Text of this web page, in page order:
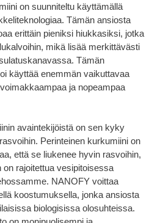
on suunniteltu käyttämällä
Tämän ansiosta
erittäin pieniksi hiukkasiksi, jotka
mikä lisää merkittävästi
Tämän
käyttää enemmän vaikuttavaa
ja nopeampaa
avaintekijöistä on sen kyky
Perinteinen kurkumiini on
että se liukenee hyvin rasvoihin,
rajoitettua vesipitoisessa
NANOFY voittaa
koostumuksella, jonka ansiosta
biologisissa olosuhteissa.